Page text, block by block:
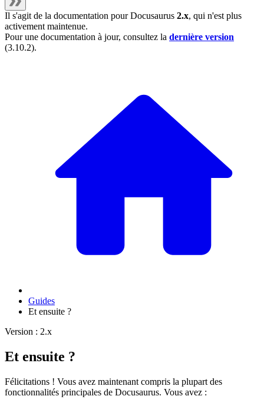
Il s'agit de la documentation pourDocusaurus 2.x, qui n'est plus
activement maintenue.
Pour une documentation à jour, consultez la dernière version
(3.10.2).
Guides
Et ensuite ?
Version : 2.x
Et ensuite ?
Félicitations ! Vous avez maintenant compris la plupart des
fonctionnalités principales de Docusaurus. Vous avez :